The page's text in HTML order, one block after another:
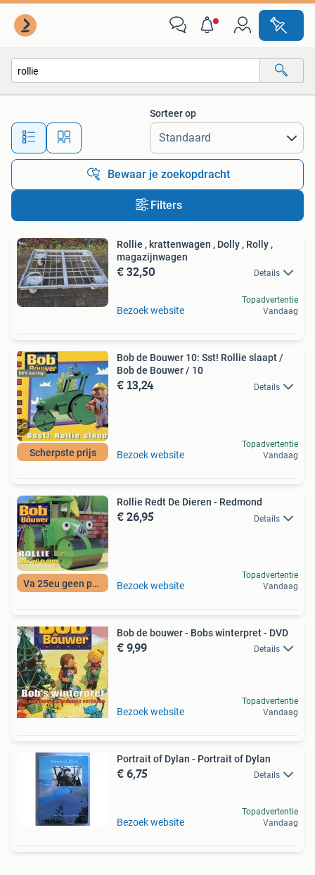
Alle afstanden…
Sorteer op
Bewaar je zoekopdracht
Filters
Rollie , krattenwagen , Dolly , Rolly ,
magazijnwagen
€ 32,50 Details
Bezoek website
Topadvertentie
Vandaag
Scherpste prijs
Bob de Bouwer 10: Sst! Rollie slaapt /
Bob de Bouwer / 10
€ 13,24 Details
Bezoek website
Topadvertentie
Vandaag
Va 25eu geen porto
Rollie Redt De Dieren - Redmond
€ 26,95 Details
Bezoek website
Topadvertentie
Vandaag
Bob de bouwer - Bobs winterpret - DVD
€ 9,99 Details
Bezoek website
Topadvertentie
Vandaag
Portrait of Dylan - Portrait of Dylan
€ 6,75 Details
Bezoek website
Topadvertentie
Vandaag